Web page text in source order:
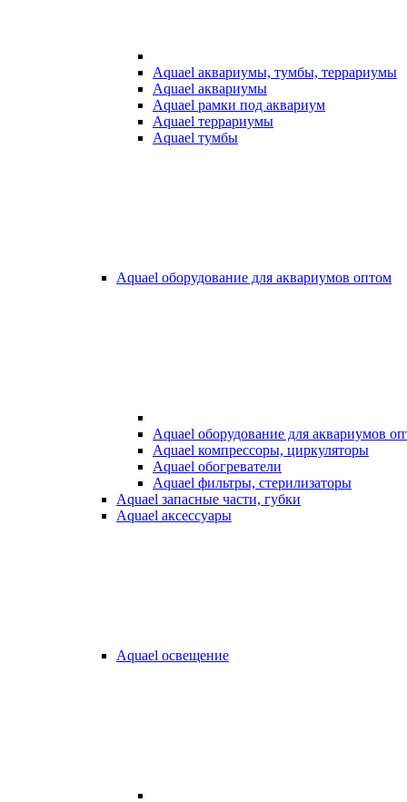
Aquael аквариумы, тумбы, террариумы
Aquael аквариумы
Aquael рамки под аквариум
Aquael террариумы
Aquael тумбы
Aquael оборудование для аквариумов оптом
Aquael оборудование для аквариумов
Aquael компрессоры, циркуляторы
Aquael обогреватели
Aquael фильтры, стерилизаторы
Aquael запасные части, губки
Aquael аксессуары
Aquael освещение